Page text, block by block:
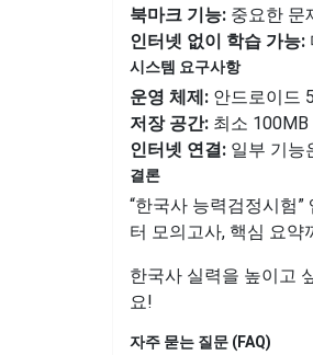
북마크 기능: 중요한 문
인터넷 없이 학습 가능:
시스템 요구사항
운영 체제: 안드로이드
저장 공간: 최소
인터넷 연결: 일부 기능
결론
“한국사 능력검정시험”
터 모의고사, 핵심 요약
한국사 실력을 높이고
요!
자주 묻는 질문 (FAQ)